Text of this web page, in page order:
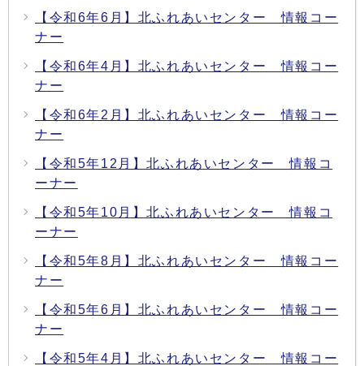
【令和6年6月】北ふれあいセンター 情報コー
ナー
【令和6年4月】北ふれあいセンター 情報コー
ナー
【令和6年2月】北ふれあいセンター 情報コー
ナー
【令和5年12月】北ふれあいセンター 情報コ
ーナー
【令和5年10月】北ふれあいセンター 情報コ
ーナー
【令和5年8月】北ふれあいセンター 情報コー
ナー
【令和5年6月】北ふれあいセンター 情報コー
ナー
【令和5年4月】北ふれあいセンター 情報コー